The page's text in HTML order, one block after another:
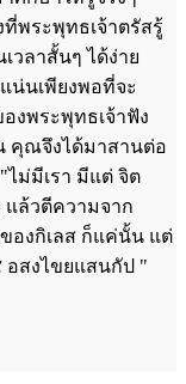
พระพุทธเจ้าตรัสรู้
วลาสั้นๆ ได้ง่าย
น่นเพียงพอที่จะ
งพระพุทธเจ้าฟัง
คุณจึงได้มาสานต่อ
ไม่มีเรา มีแต่ จิต
แล้วตีความจาก
องกิเลส ก็แค่นั้น แต่
อสงไขยแสนกัป "